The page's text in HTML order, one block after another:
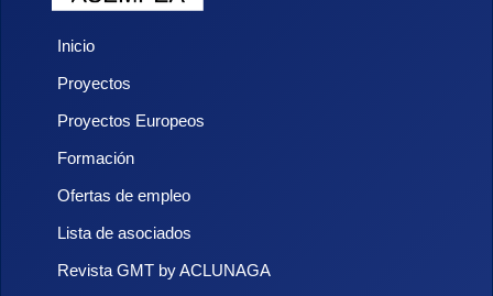
Inicio
Proyectos
Proyectos Europeos
Formación
Ofertas de empleo
Lista de asociados
Revista GMT by ACLUNAGA